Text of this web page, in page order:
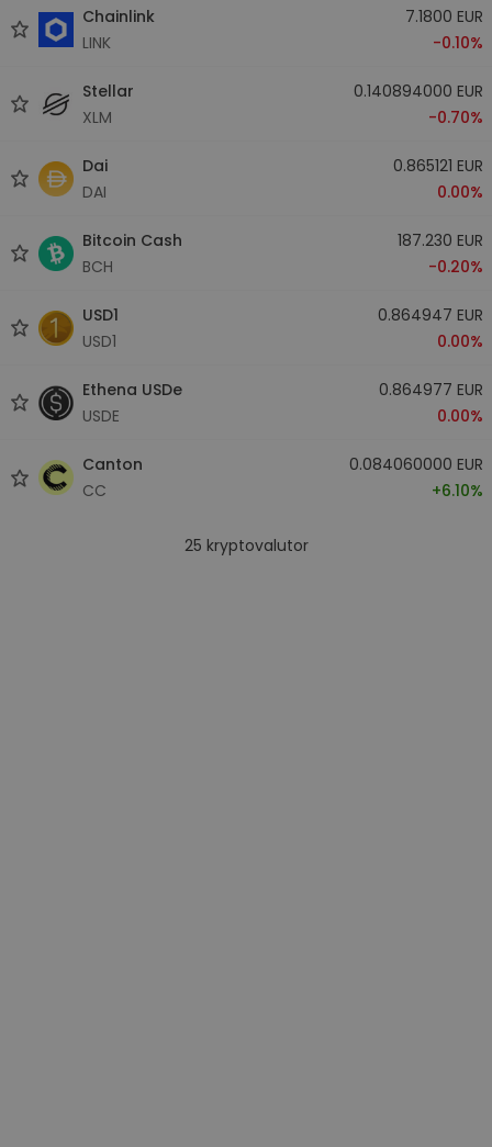
Chainlink
LINK
7.1800 EUR
-0.10%
Stellar
XLM
0.140894000 EUR
-0.70%
Dai
DAI
0.865121 EUR
0.00%
Bitcoin Cash
BCH
187.230 EUR
-0.20%
USD1
USD1
0.864947 EUR
0.00%
Ethena USDe
USDE
0.864977 EUR
0.00%
Canton
CC
0.084060000 EUR
+6.10%
25 kryptovalutor